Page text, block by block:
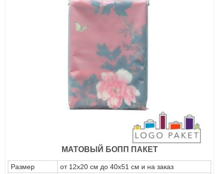
МАТОВЫЙ БОПП ПАКЕТ
Размер
от 12х20 см до 40х51 см и на заказ